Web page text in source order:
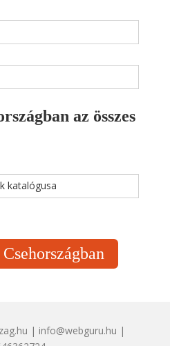
az összes
katalógusa
| info@webguru.hu |